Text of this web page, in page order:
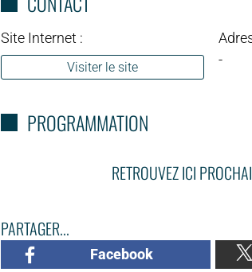
Site Internet :
Visiter le site
-
PROGRAMMATION
RETROUVEZ ICI
PARTAGER...
Facebook